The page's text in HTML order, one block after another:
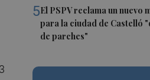
5El PSPV reclama un nuevo
para la ciudad de Castelló
de parches"